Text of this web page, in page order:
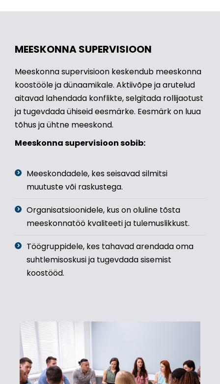
MEESKONNA SUPERVISIOON
Meeskonna supervisioon keskendub meeskonna
koostööle ja dünaamikale. Aktiivõpe ja arutelud
aitavad lahendada konflikte, selgitada rollijaotust
ja tugevdada ühiseid eesmärke. Eesmärk on luua
tõhus ja ühtne meeskond.
Meeskonna supervisioon sobib:
Meeskondadele, kes seisavad silmitsi
muutuste või raskustega.
Organisatsioonidele, kus on oluline tõsta
meeskonnatöö kvaliteeti ja tulemuslikkust.
Töögruppidele, kes tahavad arendada oma
suhtlemisoskusi ja tugevdada sisemist
koostööd.